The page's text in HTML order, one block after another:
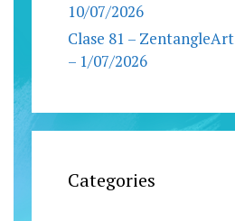
10/07/2026
Clase 81 – ZentangleArt
– 1/07/2026
Categories